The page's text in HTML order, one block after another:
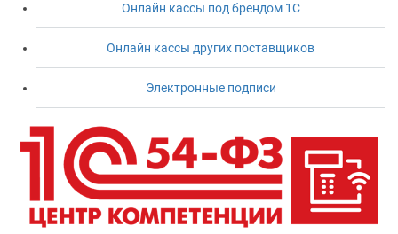
Контакты
Онлайн кассы под брендом 1С
Онлайн кассы других поставщиков
Электронные подписи